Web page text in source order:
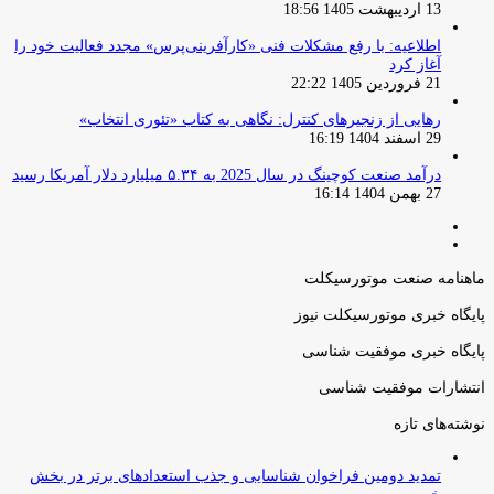
13 اردیبهشت 1405 18:56
اطلاعیه: با رفع مشکلات فنی «کارآفرینی‌پرس» مجدد فعالیت خود را
آغاز کرد
21 فروردین 1405 22:22
رهایی از زنجیرهای کنترل: نگاهی به کتاب «تئوری انتخاب»
29 اسفند 1404 16:19
درآمد صنعت کوچینگ در سال 2025 به ۵.۳۴ میلیارد دلار آمریکا رسید
27 بهمن 1404 16:14
ماهنامه صنعت موتورسیکلت
پایگاه خبری موتورسیکلت نیوز
پایگاه خبری موفقیت شناسی
انتشارات موفقیت شناسی
نوشته‌های تازه
تمدید دومین فراخوان شناسایی و جذب استعدادهای برتر در بخش